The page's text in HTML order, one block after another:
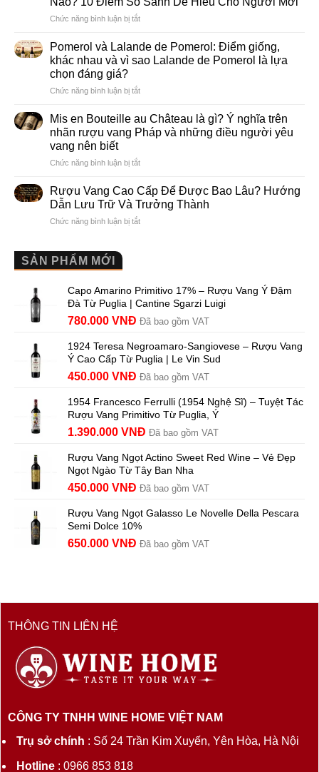
trắng
làm
vang
phổ
thế
Chức năng bình luận bị tắtở
Và
Sparkling
Wine
Nhau
Thế
Nào?
10
So
Dễ
Hiểu
Người
Pomerol và Lalande de Pomerol: Điểm giống,
khác nhau và vì sao Lalande de Pomerol là lựa
chọn đáng giá?
Chức năng bình luận bị tắtở
Lalande
de
Điểm
khác
nhau
và
vì
lựa
chọn
đáng
Mis en Bouteille au Château là gì? Ý nghĩa trên
nhãn rượu vang Pháp và những điều người yêu
vang nên biết
Chức năng bình luận bị tắtở
en
Bouteille
au
Château
nhãn
rượu
vang
và
những
người
vang
nên
biết
Rượu Vang Cao Cấp Để Được Bao Lâu? Hướng
Dẫn Lưu Trữ Và Trưởng Thành
Chức năng bình luận bị tắtở
Được
Bao
Lâu?
Lưu
Trữ
Và
Thành
SẢN PHẨM MỚI
Capo Amarino Primitivo 17% – Rượu Vang Ý Đậm
Đà Từ Puglia | Cantine Sgarzi Luigi
Giá
là:
858.000 VNĐ.
780.000 VNĐ Giá
tại
là:
780.000 VNĐ.
Đã bao gồm VAT
1924 Teresa Negroamaro-Sangiovese – Rượu Vang
Ý Cao Cấp Từ Puglia | Le Vin Sud
Giá
là:
495.000 VNĐ.
450.000 VNĐ Giá
tại
là:
450.000 VNĐ.
Đã bao gồm VAT
1954 Francesco Ferrulli (1954 Nghệ Sĩ) – Tuyệt Tác
Rượu Vang Primitivo Từ Puglia, Ý
Giá
là:
1.529.000 VNĐ.
1.390.000 VNĐ Giá
tại
là:
1.390.000 VNĐ.
Đã bao gồm VAT
Rượu Vang Ngọt Actino Sweet Red Wine – Vẻ Đẹp
Ngọt Ngào Từ Tây Ban Nha
450.000 VNĐ Đã bao gồm VAT
Rượu Vang Ngọt Galasso Le Novelle Della Pescara
Semi Dolce 10%
650.000 VNĐ Đã bao gồm VAT
THÔNG TIN LIÊN HỆ
CÔNG TY TNHH WINE HOME VIỆT NAM
Trụ sở chính : Số 24 Trần Kim Xuyến, Yên Hòa, Hà Nội
Hotline: 0966 853 818